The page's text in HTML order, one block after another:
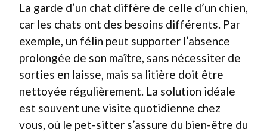
La garde d’un chat diffère de celle d’un chien,
car les chats ont des besoins différents. Par
exemple, un félin peut supporter l’absence
prolongée de son maître, sans nécessiter de
sorties en laisse, mais sa litière doit être
nettoyée régulièrement. La solution idéale
est souvent une visite quotidienne chez
vous, où le pet-sitter s’assure du bien-être du